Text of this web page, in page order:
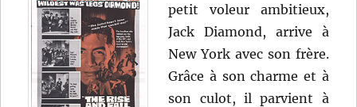
petit voleur ambitieux,
Jack Diamond, arrive à
New York avec son frère.
Grâce à son charme et à
son culot, il parvient à